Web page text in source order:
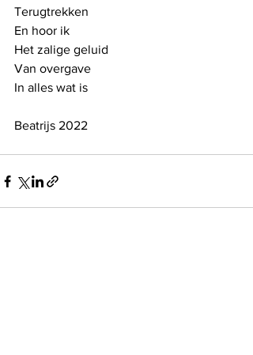
Terugtrekken
En hoor ik
Het zalige geluid
Van overgave
In alles wat is
Beatrijs 2022